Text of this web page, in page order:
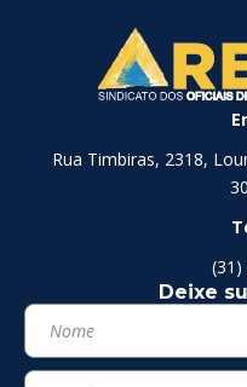
Rua Timbiras, 2318,
(31)
Deixe